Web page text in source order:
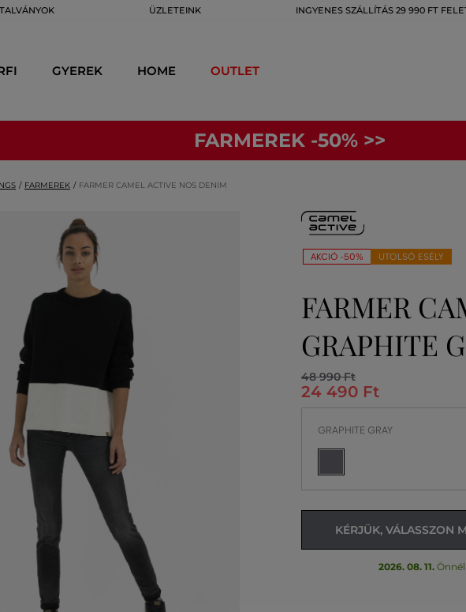
ÜZLETEINK INGYENES SZÁLLÍTÁS 29 990 FT
GYEREK HOME OUTLET
FARMEREK -50% >>
FARMEREK FARMER CAMEL ACTIVE NOS DENIM
AKCIÓ -50% UTOLSÓ ESÉLY
FARMER
GRAPHITE
48 990 Ft
24 490 Ft
GRAPHITE GRAY
KÉRJÜK, VÁLASSZON
2026. 08. 11. Önnél